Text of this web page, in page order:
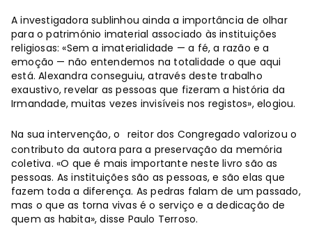
A investigadora sublinhou ainda a importância de olhar
para o património imaterial associado às instituições
religiosas: «Sem a imaterialidade — a fé, a razão e a
emoção — não entendemos na totalidade o que aqui
está. Alexandra conseguiu, através deste trabalho
exaustivo, revelar as pessoas que fizeram a história da
Irmandade, muitas vezes invisíveis nos registos», elogiou.
Na sua intervenção, o reitor dos Congregado valorizou o
contributo da autora para a preservação da memória
coletiva. «O que é mais importante neste livro são as
pessoas. As instituições são as pessoas, e são elas que
fazem toda a diferença. As pedras falam de um passado,
mas o que as torna vivas é o serviço e a dedicação de
quem as habita», disse Paulo Terroso.